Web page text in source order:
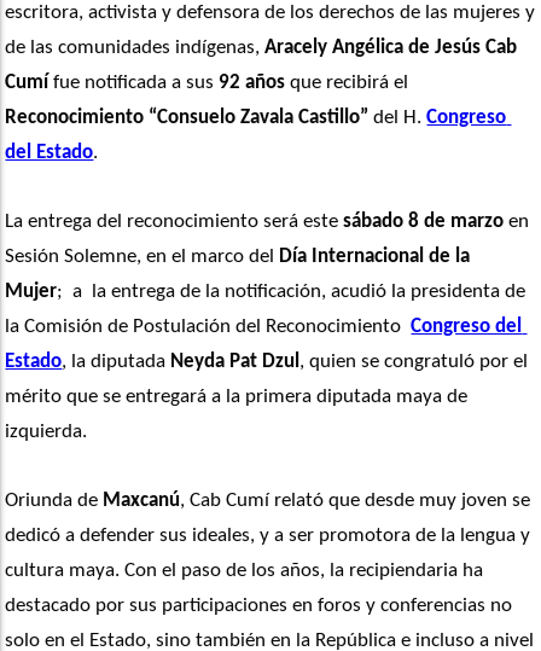
escritora, activista y defensora de los derechos de las mujeres y
de las comunidades indígenas, Aracely Angélica de Jesús Cab
Cumí fue notificada a sus 92 años
Reconocimiento “Consuelo Zavala Castillo” del H. Congreso
del Estado.
La entrega del reconocimiento será este sábado 8 de marzo en
Sesión Solemne, en el marco del
Día Internacional de la
Mujer;  a  la entrega de la notificación, acudió la presidenta de
la Comisión de Postulación del Reconocimiento Congreso del
Estado, la diputada Neyda Pat Dzul , quien se congratuló por el
mérito que se entregará a la primera diputada maya de
izquierda.
Oriunda de Maxcanú, Cab Cumí relató que desde muy joven se
dedicó a defender sus ideales, y a ser promotora de la lengua y
cultura maya. Con el paso de los años, la recipiendaria ha
destacado por sus participaciones en foros y conferencias no
solo en el Estado, sino también en la República e incluso a nivel